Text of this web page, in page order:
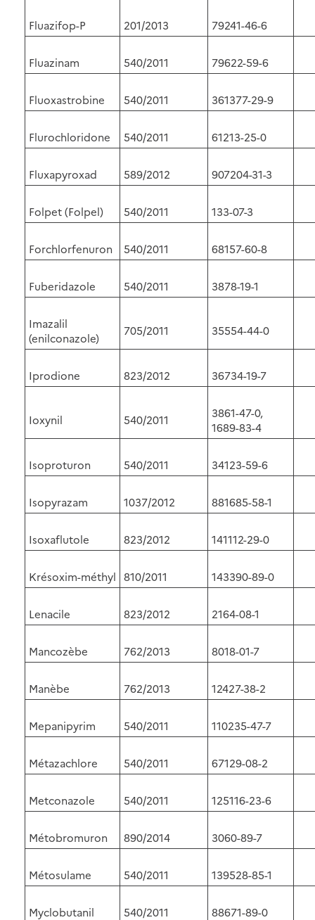
Fluazifop-P 201/2013 79241-46-6
Fluazinam 540/2011 79622-59-6
Fluoxastrobine 540/2011 361377-29-9
Flurochloridone 540/2011 61213-25-0
Fluxapyroxad 589/2012 907204-31-3
Folpet (Folpel) 540/2011 133-07-3
Forchlorfenuron 540/2011 68157-60-8
Fuberidazole 540/2011 3878-19-1
Imazalil
(enilconazole)
705/2011 35554-44-0
Iprodione 823/2012 36734-19-7
Ioxynil 540/2011
3861-47-0,
1689-83-4
Isoproturon 540/2011 34123-59-6
Isopyrazam 1037/2012 881685-58-1
Isoxaflutole 823/2012 141112-29-0
Krésoxim-méthyl 810/2011 143390-89-0
Lenacile 823/2012 2164-08-1
Mancozèbe 762/2013 8018-01-7
Manèbe 762/2013 12427-38-2
Mepanipyrim 540/2011 110235-47-7
Métazachlore 540/2011 67129-08-2
Metconazole 540/2011 125116-23-6
Métobromuron 890/2014 3060-89-7
Métosulame 540/2011 139528-85-1
Myclobutanil 540/2011 88671-89-0